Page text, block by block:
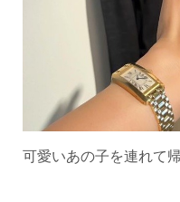
可愛いあの子を連れて